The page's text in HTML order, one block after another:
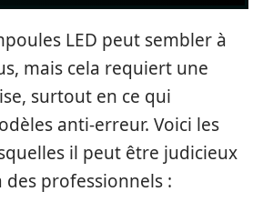
LED peut sembler à
mais cela requiert une
surtout en ce qui
anti-erreur. Voici les
il peut être judicieux
professionnels :